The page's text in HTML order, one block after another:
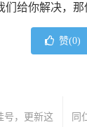
给你解决，那
赞(0)
号，更新这
同